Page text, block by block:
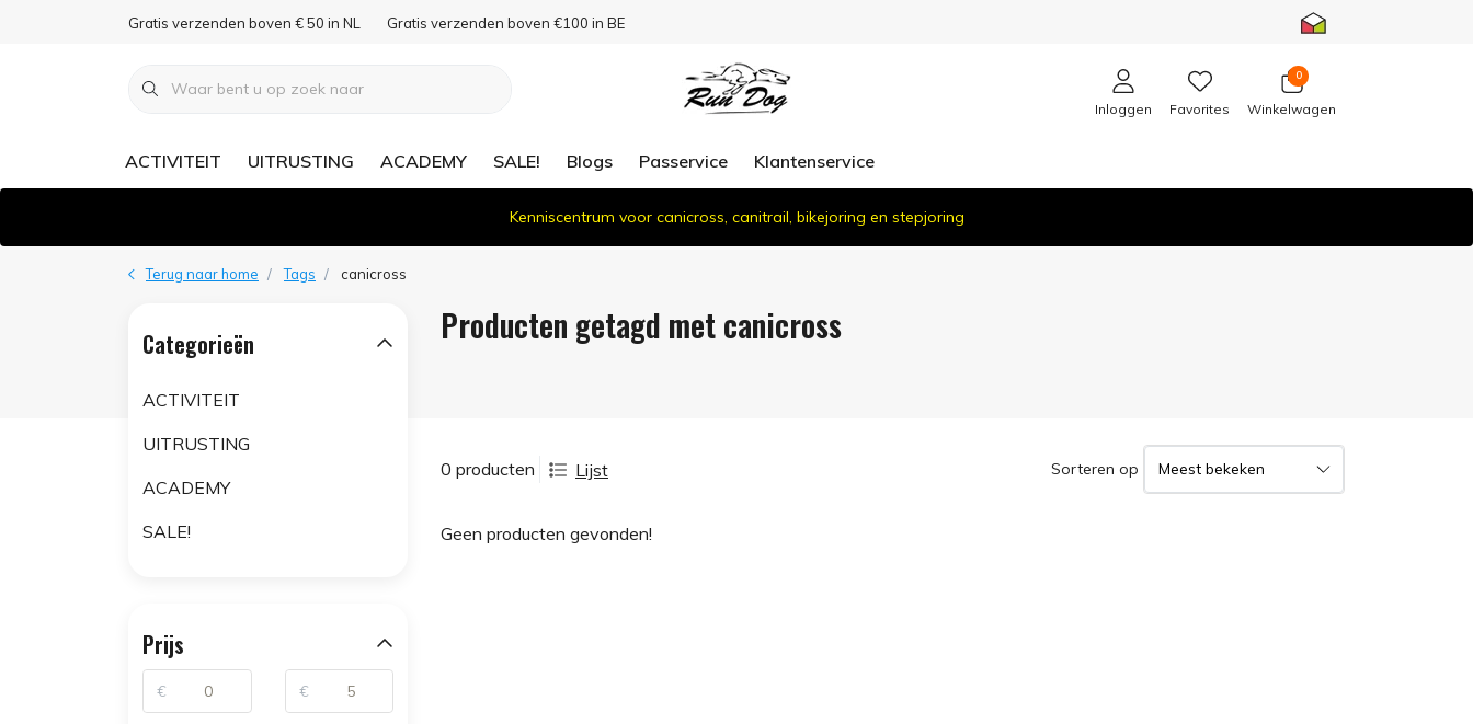
Gratis verzenden boven € 50 in NL Gratis verzenden boven €100 in BE
Inloggen Favorites
0
Winkelwagen
ACTIVITEIT UITRUSTING ACADEMY SALE! Blogs Passervice Klantenservice
Kenniscentrum voor canicross, canitrail, bikejoring en stepjoring
Terug naar home Tags canicross
Producten getagd met canicross
0 producten Lijst Sorteren op
Geen producten gevonden!
Categorieën
ACTIVITEIT
UITRUSTING
ACADEMY
SALE!
Prijs
€ €